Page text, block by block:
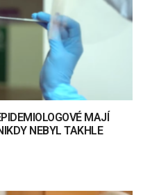
MAJÍ
NEBYL TAKHLE